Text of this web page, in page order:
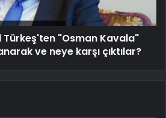
Türkeş'ten "Osman Kavala"
ve neye karşı çıktılar?